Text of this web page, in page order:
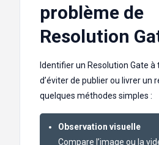
problème de
Resolution
Identifier un Resolution Gate
d’éviter de publier ou livrer un
quelques méthodes simples :
Observation visuelle
Compare l’image ou la